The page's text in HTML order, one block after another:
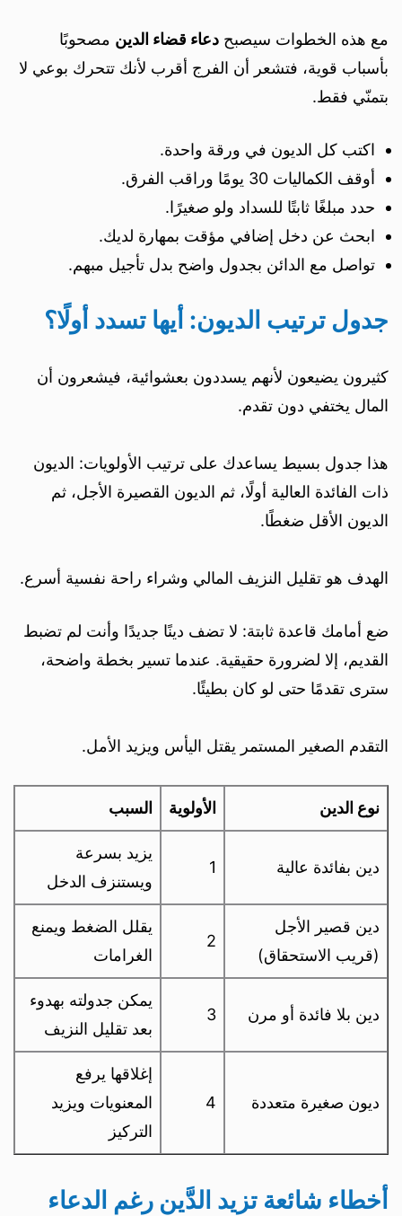
مع هذه الخطوات سيصبح دعاء قضاء الدين مصحوبًا
بأسباب قوية، فتشعر أن الفرج أقرب لأنك تتحرك بوعي لا
بتمنّي فقط.
اكتب كل الديون في ورقة واحدة.
أوقف الكماليات 30 يومًا وراقب الفرق.
حدد مبلغًا ثابتًا للسداد ولو صغيرًا.
ابحث عن دخل إضافي مؤقت بمهارة لديك.
تواصل مع الدائن بجدول واضح بدل تأجيل مبهم.
جدول ترتيب الديون: أيها تسدد أولًا؟
كثيرون يضيعون لأنهم يسددون بعشوائية، فيشعرون أن
المال يختفي دون تقدم.
هذا جدول بسيط يساعدك على ترتيب الأولويات: الديون
ذات الفائدة العالية أولًا، ثم الديون القصيرة الأجل، ثم
الديون الأقل ضغطًا.
الهدف هو تقليل النزيف المالي وشراء راحة نفسية أسرع.
ضع أمامك قاعدة ثابتة: لا تضف دينًا جديدًا وأنت لم تضبط
القديم، إلا لضرورة حقيقية. عندما تسير بخطة واضحة،
سترى تقدمًا حتى لو كان بطيئًا.
التقدم الصغير المستمر يقتل اليأس ويزيد الأمل.
نوع الدين الأولوية السبب
دين بفائدة عالية 1
يزيد بسرعة
ويستنزف الدخل
دين قصير الأجل
(قريب الاستحقاق)
2
يقلل الضغط ويمنع
الغرامات
دين بلا فائدة أو مرن 3
يمكن جدولته بهدوء
بعد تقليل النزيف
ديون صغيرة متعددة 4
إغلاقها يرفع
المعنويات ويزيد
التركيز
أخطاء شائعة تزيد الدَّين رغم الدعاء